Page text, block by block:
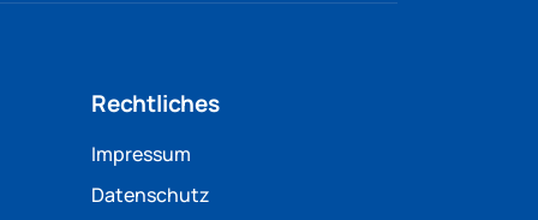
Rechtliches
Impressum
Datenschutz